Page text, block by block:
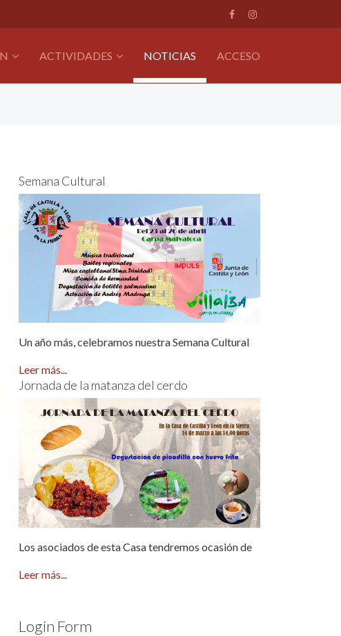
ACTIVIDADES NOTICIAS ACCESO
Semana Cultural
Un año más, celebramos nuestra Semana Cultural
Leer más...
Jornada de la matanza del cerdo
Los asociados de esta Casa tendremos ocasión de
Leer más...
Login Form